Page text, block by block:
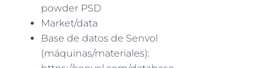
powder PSD
Market/data
Base de datos de Senvol
(máquinas/materiales):